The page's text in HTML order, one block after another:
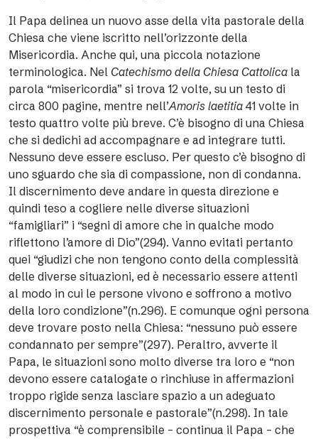
Il Papa delinea un nuovo asse della vita pastorale della
Chiesa che viene iscritto nell’orizzonte della
Misericordia. Anche qui, una piccola notazione
terminologica. Nel Catechismo della Chiesa Cattolica la
parola “misericordia” si trova 12 volte, su un testo di
circa 800 pagine, mentre nell’Amoris laetitia 41 volte in
testo quattro volte più breve. C’è bisogno di una Chiesa
che si dedichi ad accompagnare e ad integrare tutti.
Nessuno deve essere escluso. Per questo c’è bisogno di
uno sguardo che sia di compassione, non di condanna.
Il discernimento deve andare in questa direzione e
quindi teso a cogliere nelle diverse situazioni
“famigliari” i “segni di amore che in qualche modo
riflettono l’amore di Dio”(294). Vanno evitati pertanto
quei “giudizi che non tengono conto della complessità
delle diverse situazioni, ed è necessario essere attenti
al modo in cui le persone vivono e soffrono a motivo
della loro condizione”(n.296). E comunque ogni persona
deve trovare posto nella Chiesa: “nessuno può essere
condannato per sempre”(297). Peraltro, avverte il
Papa, le situazioni sono molto diverse tra loro e “non
devono essere catalogate o rinchiuse in affermazioni
troppo rigide senza lasciare spazio a un adeguato
discernimento personale e pastorale”(n.298). In tale
prospettiva “è comprensibile – continua il Papa – che